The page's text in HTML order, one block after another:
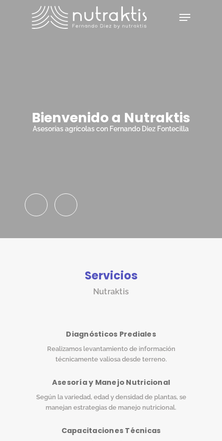
Menu
Bienvenido a Nutraktis
Asesorías agrícolas con Fernando Diez Fontecilla
Servicios
Nutraktis
Diagnósticos Prediales
Realizamos levantamiento de información
técnicamente valiosa desde terreno.
Asesoría y Manejo Nutricional
Según la variedad, edad y densidad de plantas, se
manejan estrategias de manejo nutricional.
Capacitaciones Técnicas